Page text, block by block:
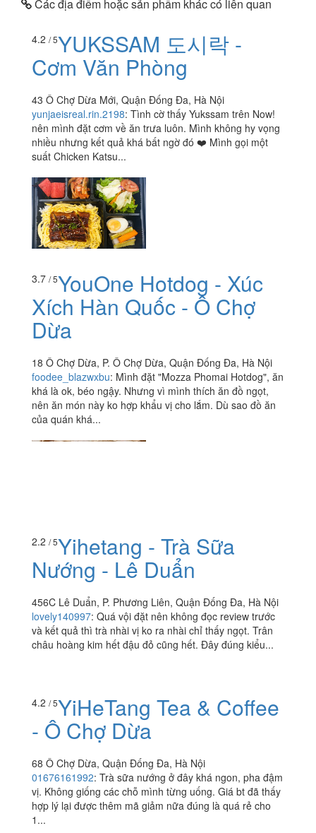
Các địa điểm hoặc sản phẩm khác có liên quan
4.2 / 5YUKSSAM 도시락 -
Cơm Văn Phòng
43 Ô Chợ Dừa Mới, Quận Đống Đa, Hà Nội
yunjaeisreal.rin.2198: Tình cờ thấy Yukssam trên Now!
nên mình đặt cơm về ăn trưa luôn. Mình không hy vọng
nhiều nhưng kết quả khá bất ngờ đó ❤️ Mình gọi một
suất Chicken Katsu...
3.7 / 5YouOne Hotdog - Xúc
Xích Hàn Quốc - Ô Chợ
Dừa
18 Ô Chợ Dừa, P. Ô Chợ Dừa, Quận Đống Đa, Hà Nội
foodee_blazwxbu: Mình đặt "Mozza Phomai Hotdog", ăn
khá là ok, béo ngậy. Nhưng vì mình thích ăn đồ ngọt,
nên ăn món này ko hợp khẩu vị cho lắm. Dù sao đồ ăn
của quán khá...
2.2 / 5Yihetang - Trà Sữa
Nướng - Lê Duẩn
456C Lê Duẩn, P. Phương Liên, Quận Đống Đa, Hà Nội
lovely140997: Quá vội đặt nên không đọc review trước
và kết quả thì trà nhài vị ko ra nhài chỉ thấy ngọt. Trân
châu hoàng kim hết đậu đỏ cũng hết. Đây đúng kiểu...
4.2 / 5YiHeTang Tea & Coffee
- Ô Chợ Dừa
68 Ô Chợ Dừa, Quận Đống Đa, Hà Nội
01676161992: Trà sữa nướng ở đây khá ngon, pha đậm
vị. Không giống các chỗ mình từng uống. Giá bt đã thấy
hợp lý lại được thêm mã giảm nữa đúng là quá rẻ cho
1...